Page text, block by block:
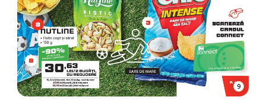
9